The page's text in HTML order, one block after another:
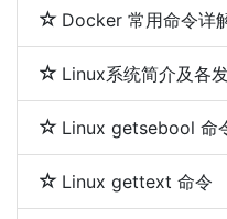
Docker 常用命令详
Linux系统简介及各
Linux getsebool 命
Linux gettext 命令